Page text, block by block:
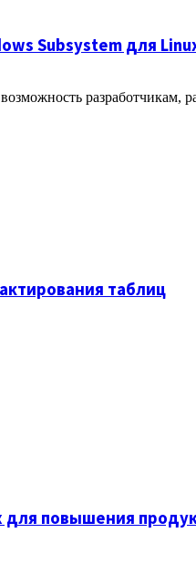
Subsystem для
таблиц
для повышения